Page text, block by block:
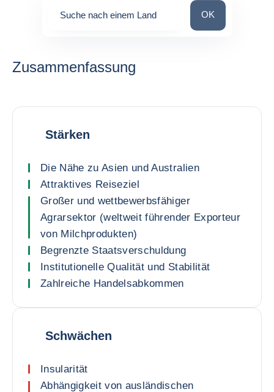
Suche nach einem Land Suche nach
OK
Zusammenfassung
Stärken
Die Nähe zu Asien und Australien
Attraktives Reiseziel
Großer und wettbewerbsfähiger
Agrarsektor (weltweit führender Exporteur
von Milchprodukten)
Begrenzte Staatsverschuldung
Institutionelle Qualität und Stabilität
Zahlreiche Handelsabkommen
Schwächen
Insularität
Abhängigkeit von ausländischen